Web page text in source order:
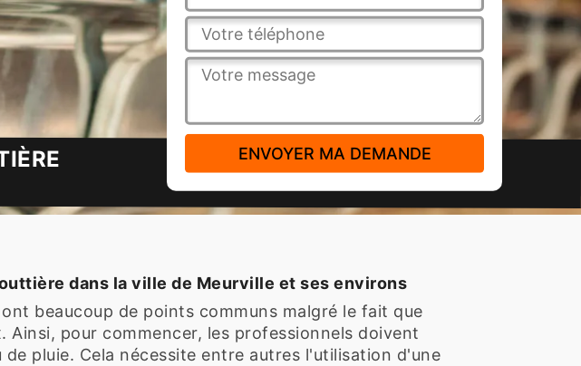
dans la ville de Meurville et ses environs
beaucoup de points communs malgré le fait que
pour commencer, les professionnels doivent
pluie. Cela nécessite entre autres l'utilisation d'une